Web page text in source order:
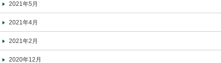
2021年5月
2021年4月
2021年2月
2020年12月